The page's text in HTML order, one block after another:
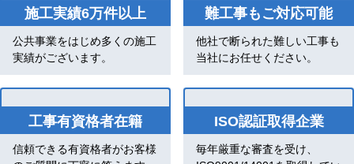
施工実績6万件以上
公共事業をはじめ多くの施工
実績がございます。
難工事もご対応可能
他社で断られた難しい工事も
当社にお任せください。
工事有資格者在籍
信頼できる有資格者がお客様
ISO認証取得企業
毎年厳重な審査を受け、